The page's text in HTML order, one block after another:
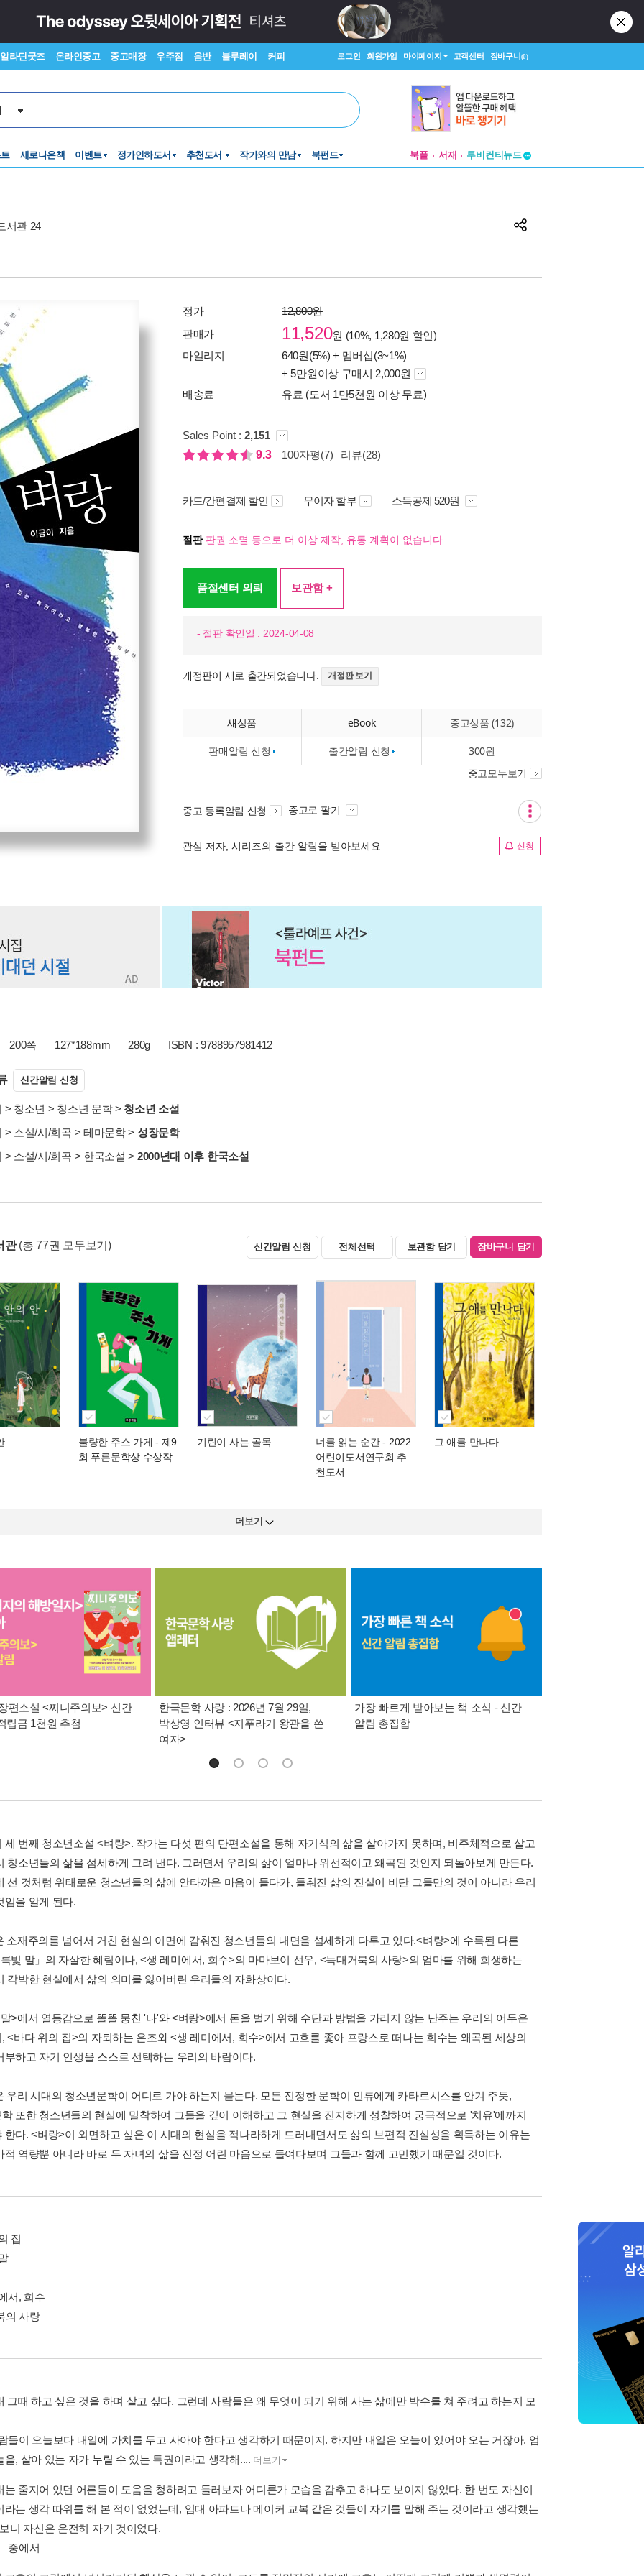
알라딘굿즈 온라인중고 중고매장 우주점 음반 블루레이 커피 로그인 회원가입 마이페이지 고객센터 장바구니(0)
새로나온책 이벤트 정가인하도서 추천도서 작가와의 만남 북펀드 북플 서재
투비컨티뉴드
서관 24
정가
12,800원
판매가
11,520원 (10%, 1,280원 할인)
마일리지
640원(5%) + 멤버십(3~1%)
+ 5만원이상 구매시 2,000원
배송료
유료 (도서 1만5천원 이상 무료)
Sales Point : 2,151
9.3
100자평(7) 리뷰(28)
카드/간편결제 할인 무이자 할부 소득공제 520원
절판판권 소멸 등으로 더 이상 제작, 유통 계획이 없습니다.
품절센터 의뢰 보관함 +
- 절판 확인일 : 2024-04-08
개정판이 새로 출간되었습니다. 개정판 보기
새상품 eBook 중고상품 (132)
판매알림 신청 출간알림 신청 300원
중고모두보기
중고 등록알림 신청 중고로 팔기
관심 저자, 시리즈의 출간 알림을 받아보세요 신청
200쪽 127*188mm 280g ISBN : 9788957981412
신간알림 신청
> 청소년 > 청소년 문학> 청소년 소설
> 소설/시/희곡 > 테마문학> 성장문학
> 소설/시/희곡 > 한국소설 > 2000년대 이후 한국소설
관 (총 77권 모두보기) 신간알림 신청 전체선택 보관함 담기 장바구니 담기
불량한 주스 가게 - 제9
회 푸른문학상 수상작
기린이 사는 골목 너를 읽는 순간- 2022
어린이도서연구회 추
천도서
그 애를 만나다
더보기
편소설 <찌니주의보> 신간
립금 1천원 추첨
한국문학 사랑 : 2026년 7월 29일,
박상영 인터뷰 <지푸라기 왕관을 쓴
여자>
가장 빠르게 받아보는 책 소식 - 신간
알림 총집합
세 번째 청소년소설 <벼랑>. 작가는 다섯 편의 단편소설을 통해 자기식의 삶을 살아가지 못하며, 비주체적으로 살고
청소년들의 삶을 섬세하게 그려 낸다. 그러면서 우리의 삶이 얼마나 위선적이고 왜곡된 것인지 되돌아보게 만든다.
선 것처럼 위태로운 청소년들의 삶에 안타까운 마음이 들다가, 들춰진 삶의 진실이 비단 그들만의 것이 아니라 우리
임을 알게 된다.
소재주의를 넘어서 거친 현실의 이면에 감춰진 청소년들의 내면을 섬세하게 다루고 있다.<벼랑>에 수록된 다른
빛 말」의 자살한 혜림이나, <생 레미에서, 희수>의 마마보이 선우, <늑대거북의 사랑>의 엄마를 위해 희생하는
각박한 현실에서 삶의 의미를 잃어버린 우리들의 자화상이다.
>에서 열등감으로 똘똘 뭉친 '나'와 <벼랑>에서 돈을 벌기 위해 수단과 방법을 가리지 않는 난주는 우리의 어두운
<바다 위의 집>의 자퇴하는 은조와 <생 레미에서, 희수>에서 고흐를 좇아 프랑스로 떠나는 희수는 왜곡된 세상의
부하고 자기 인생을 스스로 선택하는 우리의 바람이다.
우리 시대의 청소년문학이 어디로 가야 하는지 묻는다. 모든 진정한 문학이 인류에게 카타르시스를 안겨 주듯,
또한 청소년들의 현실에 밀착하여 그들을 깊이 이해하고 그 현실을 진지하게 성찰하여 궁극적으로 '치유'에까지
한다. <벼랑>이 외면하고 싶은 이 시대의 현실을 적나라하게 드러내면서도 삶의 보편적 진실성을 획득하는 이유는
적 역량뿐 아니라 바로 두 자녀의 삶을 진정 어린 마음으로 들여다보며 그들과 함께 고민했기 때문일 것이다.
집
서, 희수
의 사랑
그때 하고 싶은 것을 하며 살고 싶다. 그런데 사람들은 왜 무엇이 되기 위해 사는 삶에만 박수를 쳐 주려고 하는지 모
들이 오늘보다 내일에 가치를 두고 사아야 한다고 생각하기 때문이지. 하지만 내일은 오늘이 있어야 오는 거잖아. 엄
을, 살아 있는 자가 누릴 수 있는 특권이라고 생각해.... 더보기
는 줄지어 있던 어른들이 도움을 청하려고 둘러보자 어디론가 모습을 감추고 하나도 보이지 않았다. 한 번도 자신이
라는 생각 따위를 해 본 적이 없었는데, 임대 아파트나 메이커 교복 같은 것들이 자기를 말해 주는 것이라고 생각했는
니 자신은 온전히 자기 것이었다.
중에서